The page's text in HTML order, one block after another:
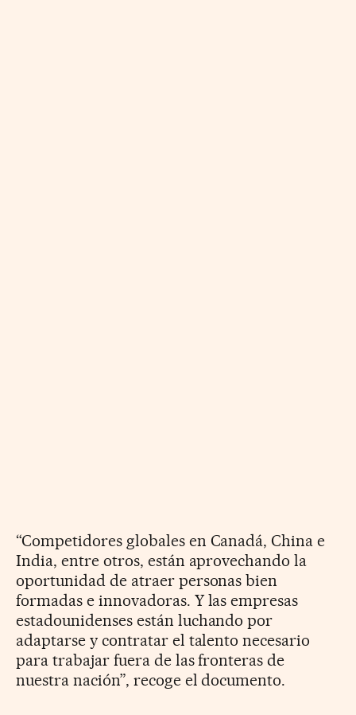
“Competidores globales en Canadá, China e
India, entre otros, están aprovechando la
oportunidad de atraer personas bien
formadas e innovadoras. Y las empresas
estadounidenses están luchando por
adaptarse y contratar el talento necesario
para trabajar fuera de las fronteras de
nuestra nación”, recoge el documento.